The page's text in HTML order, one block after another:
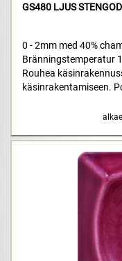
GS480 LJUS
0 - 2mm med 40%
Bränningstemperatur
Rouhea
käsinrakentamiseen.